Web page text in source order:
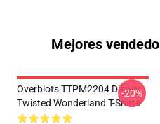
Mejores
Overblots TTPM2204 Disney
Twisted Wonderland T-Shirts
-20%